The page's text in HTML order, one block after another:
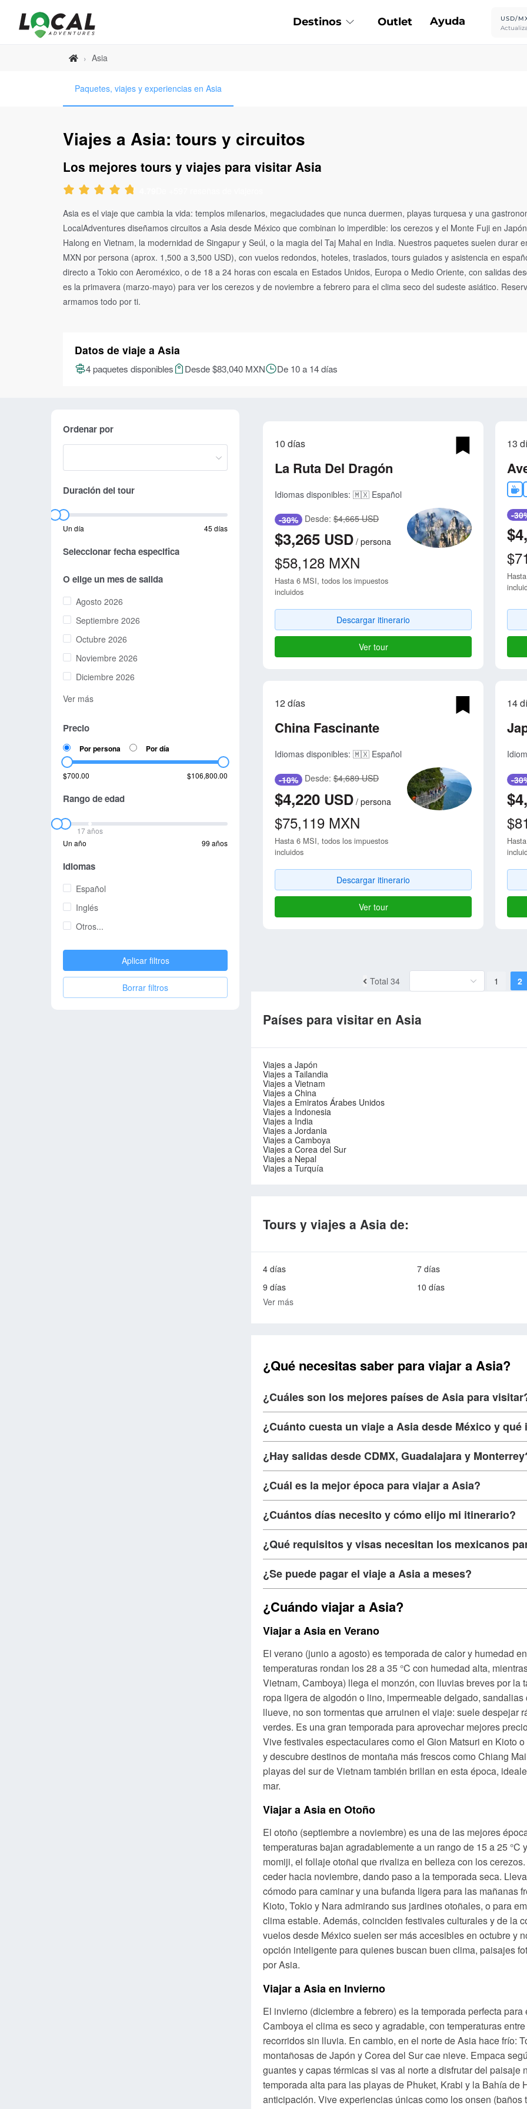
Destinos Outlet Ayuda USD/
› Asia
Paquetes, viajes y experiencias en Asia
Viajes a Asia: tours y circuitos
Los mejores tours y viajes para visitar Asia
Asia es el viaje que cambia la vida: templos milenarios, megaciudades que nunca duermen, playas turquesa y una
LocalAdventures diseñamos circuitos a Asia desde México que combinan lo imperdible: los cerezos y el Monte Fuji en
Halong en Vietnam, la modernidad de Singapur y Seúl, o la magia del Taj Mahal en India. Nuestros paquetes suelen durar
MXN por persona (aprox. 1,500 a 3,500 USD), con vuelos redondos, hoteles, traslados, tours guiados y asistencia en
directo a Tokio con Aeroméxico, o de 18 a 24 horas con escala en Estados Unidos, Europa o Medio Oriente, con salidas
es la primavera (marzo-mayo) para ver los cerezos y de noviembre a febrero para el clima seco del sudeste asiático.
armamos todo por ti.
Datos de viaje a Asia
4 paquetes disponibles Desde $83,040 MXN De 10 a 14 días
Ordenar por
Duración del tour
Un día 45 días
Seleccionar fecha especifica
O elige un mes de salida
Agosto 2026
Septiembre 2026
Octubre 2026
Noviembre 2026
Diciembre 2026
Ver más
Precio
Por persona Por día
$700.00 $106,800.00
Rango de edad
17 años
Un año
99 años
Idiomas
Español
Inglés
Otros...
Aplicar filtros
Borrar filtros
10 días
La Ruta Del Dragón
Idiomas disponibles: 🇲🇽 Español
-30% Desde: $4,665 USD
$3,265 USD / persona
$58,128 MXN
Hasta 6 MSI, todos los impuestos
incluidos
Descargar itinerario
Ver tour
13
-
12 días
China Fascinante
Idiomas disponibles: 🇲🇽 Español
-10% Desde: $4,689 USD
$4,220 USD / persona
$75,119 MXN
Hasta 6 MSI, todos los impuestos
incluidos
Descargar itinerario
Ver tour
14
-
Total 34 1 2
Países para visitar en Asia
Viajes a Japón
Viajes a Tailandia
Viajes a Vietnam
Viajes a China
Viajes a Emiratos Árabes Unidos
Viajes a Indonesia
Viajes a India
Viajes a Jordania
Viajes a Camboya
Viajes a Corea del Sur
Viajes a Nepal
Viajes a Turquía
Tours y viajes a Asia de:
4 días 7 días
9 días
10 días
Ver más
¿Qué necesitas saber para viajar a Asia?
¿Cuáles son los mejores países de Asia para
¿Cuánto cuesta un viaje a Asia desde México y qué
¿Hay salidas desde CDMX, Guadalajara y
¿Cuál es la mejor época para viajar a Asia?
¿Cuántos días necesito y cómo elijo mi itinerario?
¿Qué requisitos y visas necesitan los mexicanos
¿Se puede pagar el viaje a Asia a meses?
¿Cuándo viajar a Asia?
Viajar a Asia en Verano
El verano (junio a agosto) es temporada de calor y humedad
temperaturas rondan los 28 a 35 °C con humedad alta,
Vietnam, Camboya) llega el monzón, con lluvias breves por la
ropa ligera de algodón o lino, impermeable delgado,
llueve, no son tormentas que arruinen el viaje: suele despejar
verdes. Es una gran temporada para aprovechar mejores
Vive festivales espectaculares como el Gion Matsuri en Kioto
y descubre destinos de montaña más frescos como Chiang
playas del sur de Vietnam también brillan en esta época,
mar.
Viajar a Asia en Otoño
El otoño (septiembre a noviembre) es una de las mejores
temperaturas bajan agradablemente a un rango de 15 a 25
momiji, el follaje otoñal que rivaliza en belleza con los
ceder hacia noviembre, dando paso a la temporada seca.
cómodo para caminar y una bufanda ligera para las mañanas
Kioto, Tokio y Nara admirando sus jardines otoñales, o para
clima estable. Además, coinciden festivales culturales y de la
vuelos desde México suelen ser más accesibles en octubre y
opción inteligente para quienes buscan buen clima, paisajes
por Asia.
Viajar a Asia en Invierno
El invierno (diciembre a febrero) es la temporada perfecta
Camboya el clima es seco y agradable, con temperaturas
recorridos sin lluvia. En cambio, en el norte de Asia hace frío:
montañosas de Japón y Corea del Sur cae nieve. Empaca
guantes y capas térmicas si vas al norte a disfrutar del paisaje
temporada alta para las playas de Phuket, Krabi y la Bahía de
anticipación. Vive experiencias únicas como los onsen